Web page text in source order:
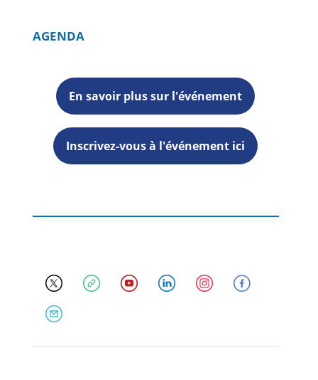
AGENDA
En savoir plus sur l'événement
Inscrivez-vous à l'événement ici